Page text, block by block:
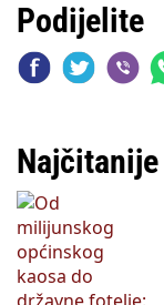
Podijelite
Najčitanije